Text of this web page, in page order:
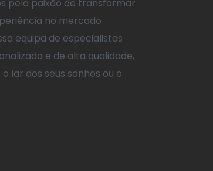
pela paixão de transformar
no mercado
equipa de especialistas
e de alta qualidade,
lar dos seus sonhos ou o